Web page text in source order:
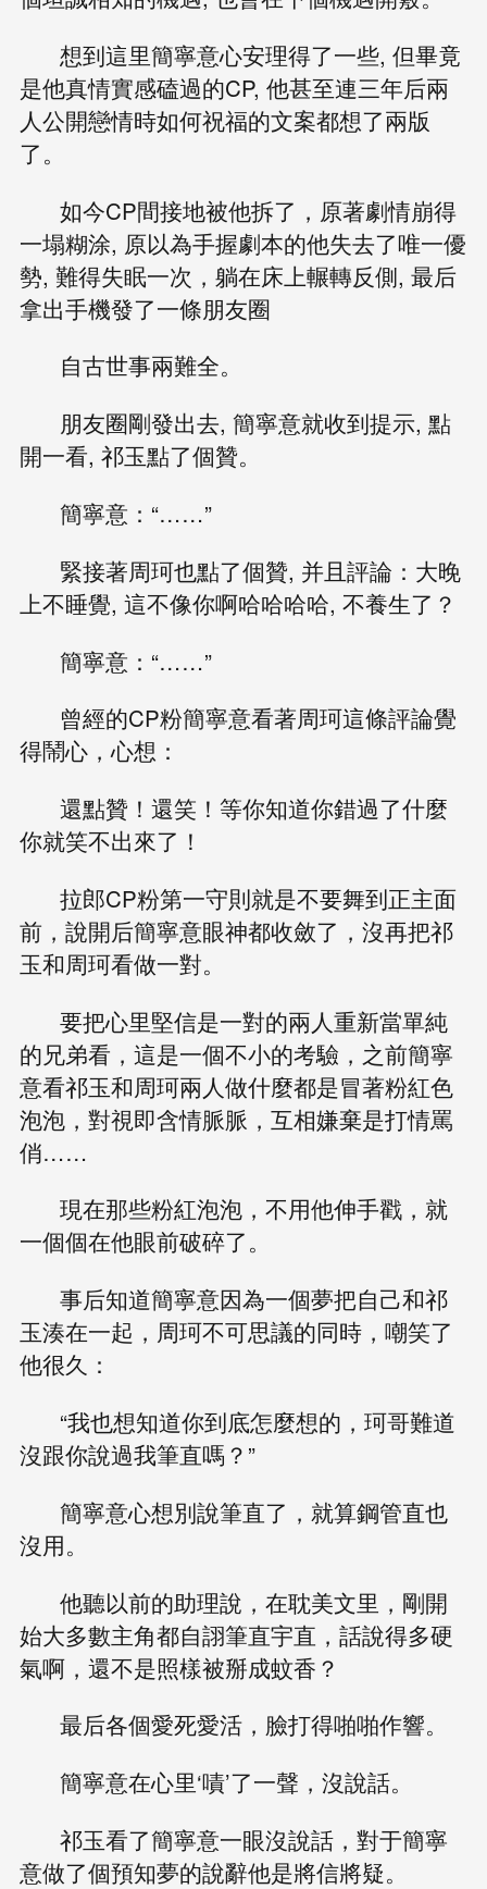
想到這里簡寧意心安理得了一些, 但畢竟
是他真情實感磕過的CP, 他甚至連三年后兩
人公開戀情時如何祝福的文案都想了兩版
了。
如今CP間接地被他拆了，原著劇情崩得
一塌糊涂, 原以為手握劇本的他失去了唯一優
勢, 難得失眠一次，躺在床上輾轉反側, 最后
拿出手機發了一條朋友圈
自古世事兩難全。
朋友圈剛發出去, 簡寧意就收到提示, 點
開一看, 祁玉點了個贊。
簡寧意：“……”
緊接著周珂也點了個贊, 并且評論：大晚
上不睡覺, 這不像你啊哈哈哈哈, 不養生了？
簡寧意：“……”
曾經的CP粉簡寧意看著周珂這條評論覺
得鬧心，心想：
還點贊！還笑！等你知道你錯過了什麼
你就笑不出來了！
拉郎CP粉第一守則就是不要舞到正主面
前，說開后簡寧意眼神都收斂了，沒再把祁
玉和周珂看做一對。
要把心里堅信是一對的兩人重新當單純
的兄弟看，這是一個不小的考驗，之前簡寧
意看祁玉和周珂兩人做什麼都是冒著粉紅色
泡泡，對視即含情脈脈，互相嫌棄是打情罵
俏……
現在那些粉紅泡泡，不用他伸手戳，就
一個個在他眼前破碎了。
事后知道簡寧意因為一個夢把自己和祁
玉湊在一起，周珂不可思議的同時，嘲笑了
他很久：
“我也想知道你到底怎麼想的，珂哥難道
沒跟你說過我筆直嗎？”
簡寧意心想別說筆直了，就算鋼管直也
沒用。
他聽以前的助理說，在耽美文里，剛開
始大多數主角都自詡筆直宇直，話說得多硬
氣啊，還不是照樣被掰成蚊香？
最后各個愛死愛活，臉打得啪啪作響。
簡寧意在心里‘嘖’了一聲，沒說話。
祁玉看了簡寧意一眼沒說話，對于簡寧
意做了個預知夢的說辭他是將信將疑。